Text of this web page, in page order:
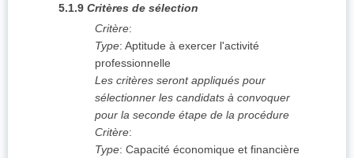
5.1.9 Critères de sélection
Critère:
Type: Aptitude à exercer l'activité
professionnelle
Les critères seront appliqués pour
sélectionner les candidats à convoquer
pour la seconde étape de la procédure
Critère:
Type: Capacité économique et financière